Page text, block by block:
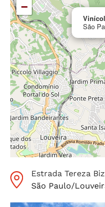
São
−
Estrada Tereza
São Paulo/